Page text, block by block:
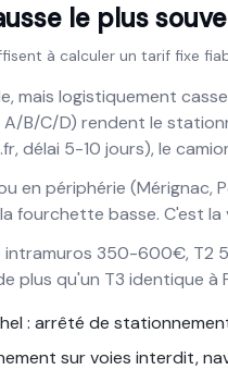
le plus
à calculer un tarif fixe
mais logistiquement
B/C/D) rendent le
délai 5-10 jours), le
en périphérie (Mérignac,
fourchette basse. C'est la
intramuros 350-600€,
plus qu'un T3 identique à
: arrêté de
sur voies interdit,